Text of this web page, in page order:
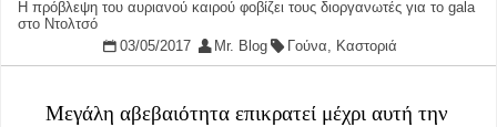
Η πρόβλεψη του αυριανού καιρού φοβίζει τους διοργανωτές για το gala
στο Ντολτσό
03/05/2017
Mr. Blog Γούνα, Καστοριά
Μεγάλη αβεβαιότητα επικρατεί μέχρι αυτή την